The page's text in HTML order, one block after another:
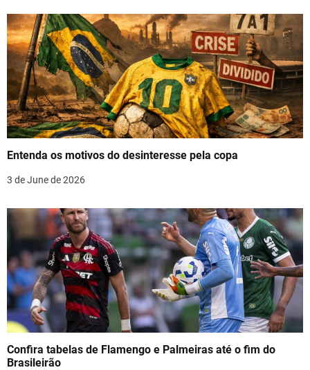
a
v
i
g
a
t
n
Entenda os motivos do desinteresse pela copa
3 de June de 2026
Confira tabelas de Flamengo e Palmeiras até o fim do
Brasileirão